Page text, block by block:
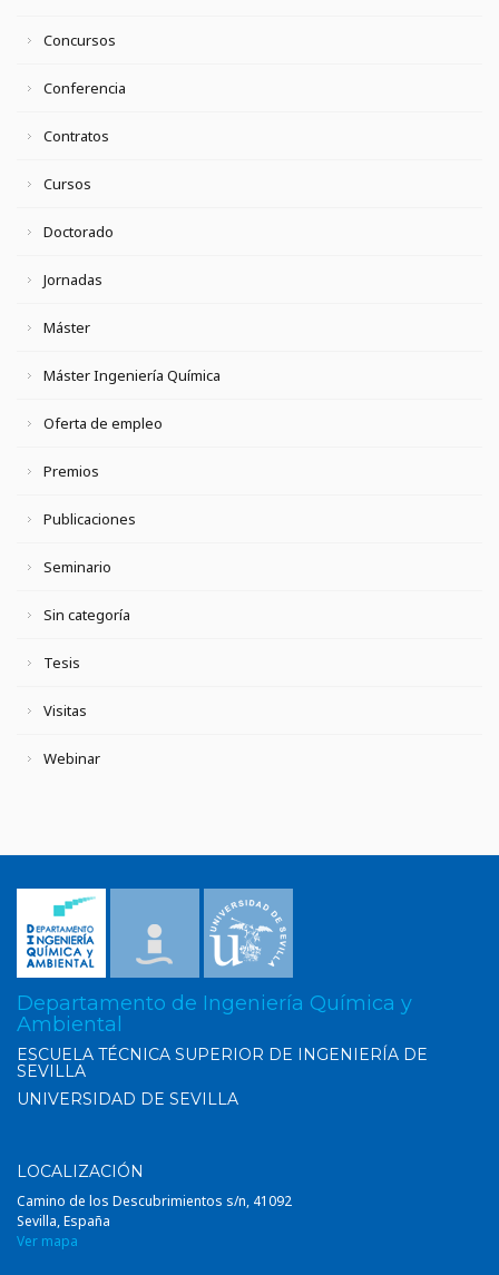
Concursos
Conferencia
Contratos
Cursos
Doctorado
Jornadas
Máster
Máster Ingeniería Química
Oferta de empleo
Premios
Publicaciones
Seminario
Sin categoría
Tesis
Visitas
Webinar
Departamento de Ingeniería Química y
Ambiental
ESCUELA TÉCNICA SUPERIOR DE INGENIERÍA DE
SEVILLA
UNIVERSIDAD DE SEVILLA
LOCALIZACIÓN
Camino de los Descubrimientos s/n, 41092
Sevilla, España
Ver mapa